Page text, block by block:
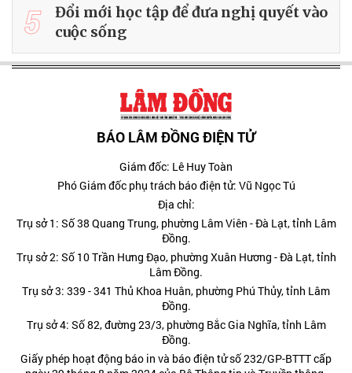
5
Đổi mới học tập để đưa nghị quyết vào
cuộc sống
BÁO LÂM ĐỒNG ĐIỆN TỬ
Giám đốc: Lê Huy Toàn
Phó Giám đốc phụ trách báo điện tử: Vũ Ngọc Tú
Địa chỉ:
Trụ sở 1: Số 38 Quang Trung, phường Lâm Viên - Đà Lạt, tỉnh Lâm
Đồng.
Trụ sở 2: Số 10 Trần Hưng Đạo, phường Xuân Hương - Đà Lạt, tỉnh
Lâm Đồng.
Trụ sở 3: 339 - 341 Thủ Khoa Huân, phường Phú Thủy, tỉnh Lâm
Đồng.
Trụ sở 4: Số 82, đường 23/3, phường Bắc Gia Nghĩa, tỉnh Lâm
Đồng.
Giấy phép hoạt động báo in và báo điện tử số 232/GP-BTTT cấp